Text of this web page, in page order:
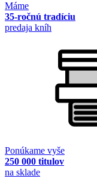
Máme
35-ročnú tradíciu
predaja kníh
Ponúkame vyše
250 000 titulov
na sklade